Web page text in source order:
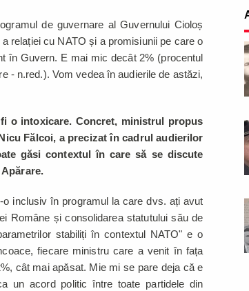
de guvernare al Guvernului Cioloș
relației cu NATO și a promisiunii pe care o
în Guvern. E mai mic decât 2% (procentul
- n.red.). Vom vedea în audierile de astăzi,
o intoxicare. Concret, ministrul propus
Fălcoi, a precizat în cadrul audierilor
găsi contextul în care să se discute
inclusiv în programul la care dvs. ați avut
Române și consolidarea statutului său de
stabiliți în contextul NATO" e o
fiecare ministru care a venit în fața
cât mai apăsat. Mie mi se pare deja că e
un acord politic între toate partidele din